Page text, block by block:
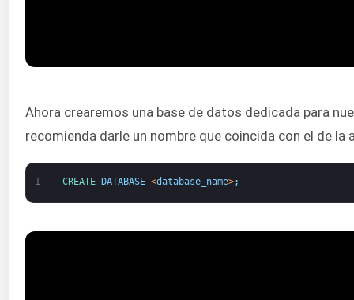
Ahora crearemos una base de datos dedicada para
recomienda darle un nombre que coincida con el de la
1 CREATE DATABASE <database_name>;